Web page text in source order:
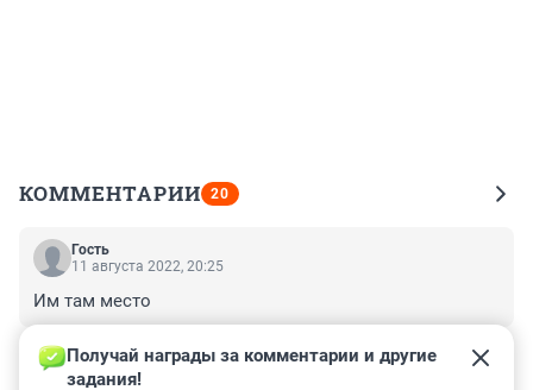
КОММЕНТАРИИ 20
Гость
11 августа 2022, 20:25
Им там место
–0
Гость
Получай награды за комментарии и другие
задания!